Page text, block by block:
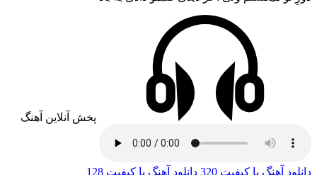
پخش آنلاین آهنگ
دانلود آهنگ با کیفیت 320 دانلود آهنگ با کیفیت 128